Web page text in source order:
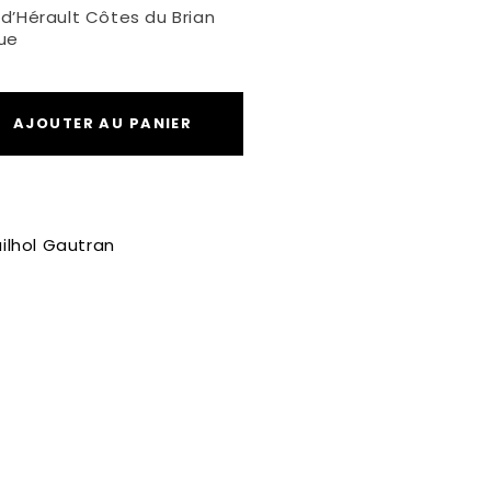
d’Hérault Côtes du Brian
AJOUTER AU PANIER
Gautran